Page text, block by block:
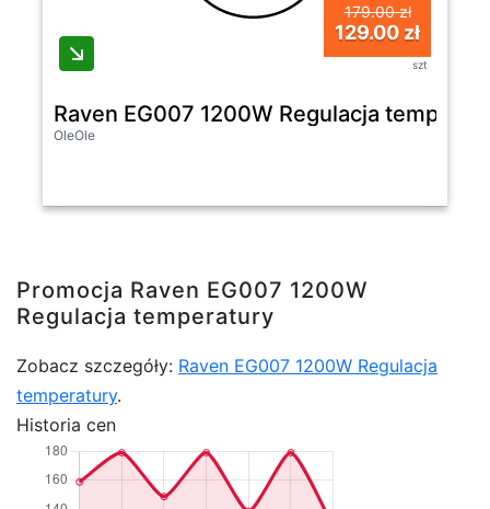
179.00 zł
129.00 zł
szt
Raven EG007 1200W Regulacja
OleOle
Promocja Raven EG007 1200W
Regulacja temperatury
Zobacz szczegóły: Raven EG007 1200W Regulacja
temperatury.
Historia cen